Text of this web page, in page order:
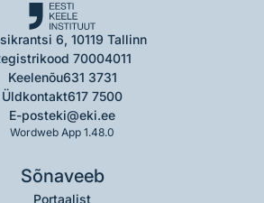
6, 10119 Tallinn
70004011
Keelenõu631 3731
Üldkontakt617 7500
E-posteki@eki.ee
Wordweb App 1.48.0
Sõnaveeb
Portaalist